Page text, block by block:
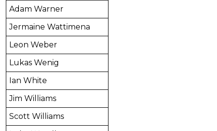
Adam Warner
Jermaine Wattimena
Leon Weber
Lukas Wenig
Ian White
Jim Williams
Scott Williams